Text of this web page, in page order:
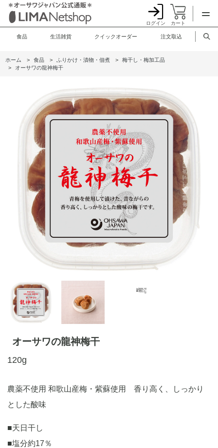
ログイン カート
食品 生活雑貨 クイックオーダー 注文取込
ホーム > 食品 > ふりかけ・漬物・佃煮 >
梅干し・梅加工品
>
オーサワの龍神梅干
オーサワの龍神梅干
120g
農薬不使用 和歌山産梅・紫蘇使用 香り高く、しっかり
とした酸味
■天日干し
■塩分約17％